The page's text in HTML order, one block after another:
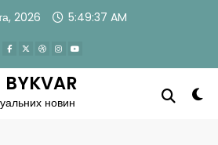
2026 5:49:38 AM
BYKVAR
новин